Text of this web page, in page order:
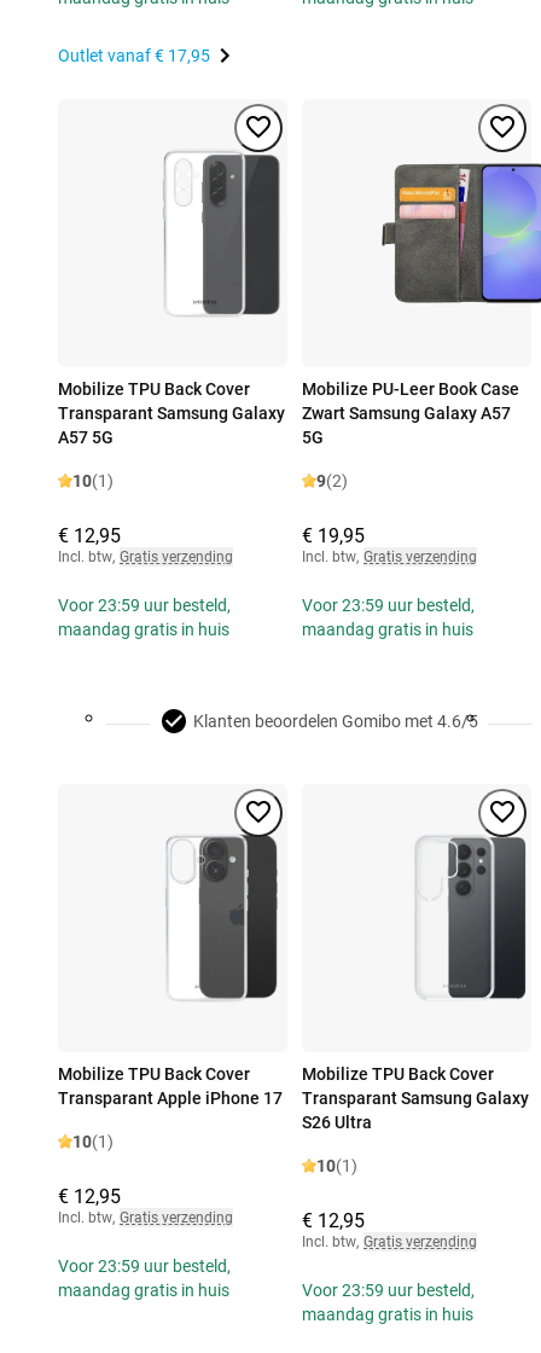
Outlet vanaf€ 17,95
Mobilize TPU Back Cover
Transparant Samsung Galaxy
A57 5G
10(1)
€ 12,95
Incl. btw, Gratis verzending
Voor 23:59 uur besteld,
maandag gratis in huis
Mobilize PU-Leer Book Case
Zwart Samsung Galaxy A57
5G
9(2)
€ 19,95
Incl. btw, Gratis verzending
Voor 23:59 uur besteld,
maandag gratis in huis
Klanten beoordelen Gomibo met 4.6/5
Mobilize TPU Back Cover
Transparant Apple iPhone 17
10(1)
€ 12,95
Incl. btw, Gratis verzending
Voor 23:59 uur besteld,
maandag gratis in huis
Mobilize TPU Back Cover
Transparant Samsung Galaxy
S26 Ultra
10(1)
€ 12,95
Incl. btw, Gratis verzending
Voor 23:59 uur besteld,
maandag gratis in huis